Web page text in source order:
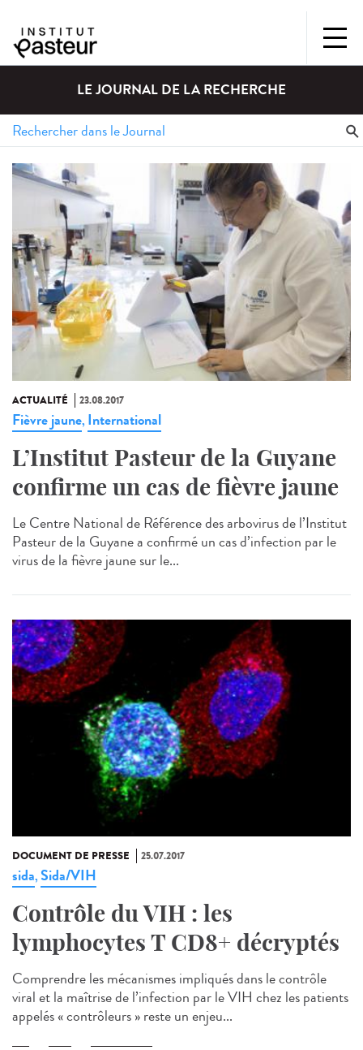
LE JOURNAL DE LA RECHERCHE
ACTUALITÉ 23.08.2017
Fièvre jaune, International
L’Institut Pasteur de la Guyane
confirme un cas de fièvre jaune
Le Centre National de Référence des arbovirus de l’Institut
Pasteur de la Guyane a confirmé un cas d’infection par le
virus de la fièvre jaune sur le...
DOCUMENT DE PRESSE 25.07.2017
sida,Sida/VIH
Contrôle du VIH : les
lymphocytes T CD8+ décryptés
Comprendre les mécanismes impliqués dans le contrôle
viral et la maîtrise de l’infection par le VIH chez les patients
appelés « contrôleurs » reste un enjeu...